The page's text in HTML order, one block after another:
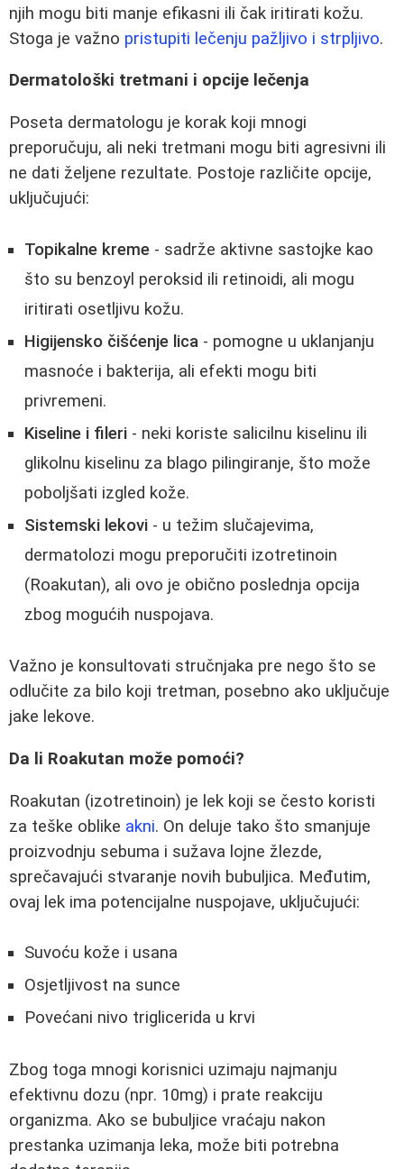
njih mogu biti manje efikasni ili čak iritirati kožu.
Stoga je važno pristupiti lečenju pažljivo i strpljivo.
Dermatološki tretmani i opcije lečenja
Poseta dermatologu je korak koji mnogi
preporučuju, ali neki tretmani mogu biti agresivni ili
ne dati željene rezultate. Postoje različite opcije,
uključujući:
Topikalne kreme - sadrže aktivne sastojke kao
što su benzoyl peroksid ili retinoidi, ali mogu
iritirati osetljivu kožu.
Higijensko čišćenje lica - pomogne u uklanjanju
masnoće i bakterija, ali efekti mogu biti
privremeni.
Kiseline i fileri - neki koriste salicilnu kiselinu ili
glikolnu kiselinu za blago pilingiranje, što može
poboljšati izgled kože.
Sistemski lekovi - u težim slučajevima,
dermatolozi mogu preporučiti izotretinoin
(Roakutan), ali ovo je obično poslednja opcija
zbog mogućih nuspojava.
Važno je konsultovati stručnjaka pre nego što se
odlučite za bilo koji tretman, posebno ako uključuje
jake lekove.
Da li Roakutan može pomoći?
Roakutan (izotretinoin) je lek koji se često koristi
za teške oblike akni. On deluje tako što smanjuje
proizvodnju sebuma i sužava lojne žlezde,
sprečavajući stvaranje novih bubuljica. Međutim,
ovaj lek ima potencijalne nuspojave, uključujući:
Suvoću kože i usana
Osjetljivost na sunce
Povećani nivo triglicerida u krvi
Zbog toga mnogi korisnici uzimaju najmanju
efektivnu dozu (npr. 10mg) i prate reakciju
organizma. Ako se bubuljice vraćaju nakon
prestanka uzimanja leka, može biti potrebna